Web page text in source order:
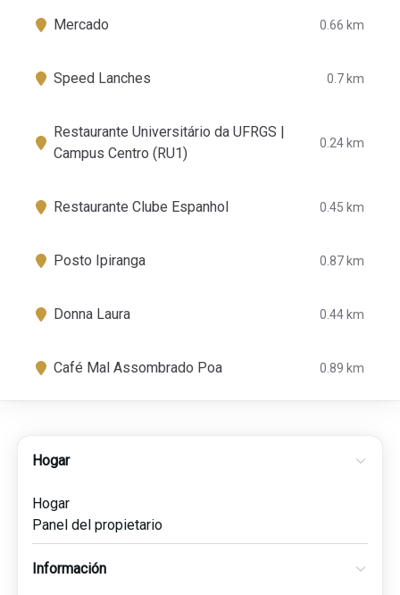
Mercado 0.66 km
Speed Lanches 0.7 km
Restaurante Universitário da UFRGS |
Campus Centro (RU1)
0.24 km
Restaurante Clube Espanhol 0.45 km
Posto Ipiranga 0.87 km
Donna Laura 0.44 km
Café Mal Assombrado Poa 0.89 km
Hogar
Hogar
Panel del propietario
Información